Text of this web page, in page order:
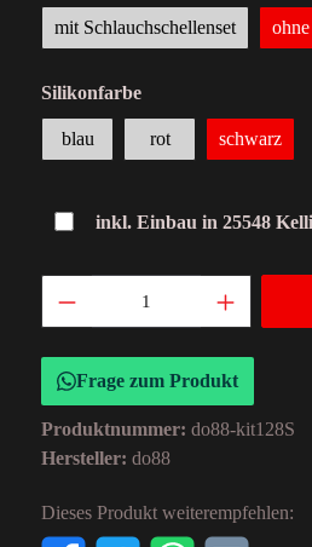
mit Schlauchschellenset
Silikonfarbe
blau rot schwarz
inkl. Einbau in 25548
Frage zum Produkt
Produktnummer:do88-kit128S
Hersteller:do88
Dieses Produkt weiterempfehlen: